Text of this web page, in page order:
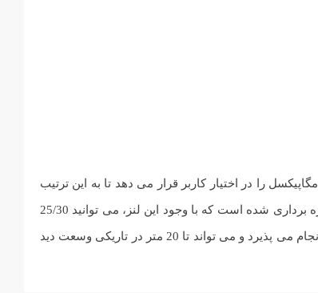
مهمترین موضوعی که در هنگام خرید دوربین مداربسته داهوا نظر مشتریان را جلب می کند، رزولوشن تصویر آن است. این دوربین کیفیت تصویر 2 مگاپیکسل را در اختیار کاربر قرار می دهد تا به این ترتیب
جزییات زیادی در اختیار داشته باشید. کیفیت بیان شده توسط لنز دوربین مدار بسته تامین می شود که در این دوربین از لنزثابت 3.6 میلی متری بهره برداری شده است که با وجود این لنز، می توانید 25/30
فریم از هر ثانیه را در اختیار داشته باشید. تصویر برداری لنز دوربین مداربسته در تاریکی شب با روشن کردن مادون قرمز به صورت تمام هوشمند انجام می پذیرد و می تواند تا 20 متر در تاریکی وسعت دید